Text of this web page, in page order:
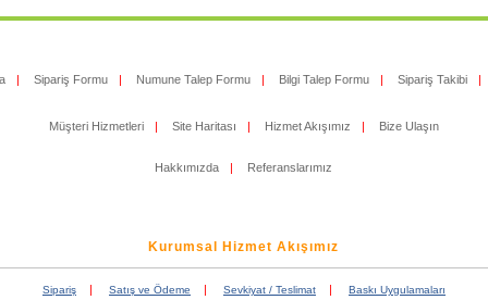
| Sipariş Formu | Numune Talep Formu | Bilgi Talep Formu | Sipariş Takibi |
Müşteri Hizmetleri | Site Haritası | Hizmet Akışımız | Bize Ulaşın
Hakkımızda | Referanslarımız
Kurumsal Hizmet Akışımız
Sipariş | Satış ve Ödeme | Sevkiyat / Teslimat | Baskı Uygulamaları